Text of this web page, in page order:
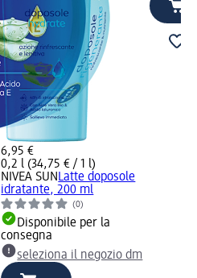
6,95 €
0,2 l (34,75 € / 1 l)
NIVEA SUN Latte doposole
idratante, 200 ml
(0)
Disponibile per la
consegna
seleziona il negozio dm